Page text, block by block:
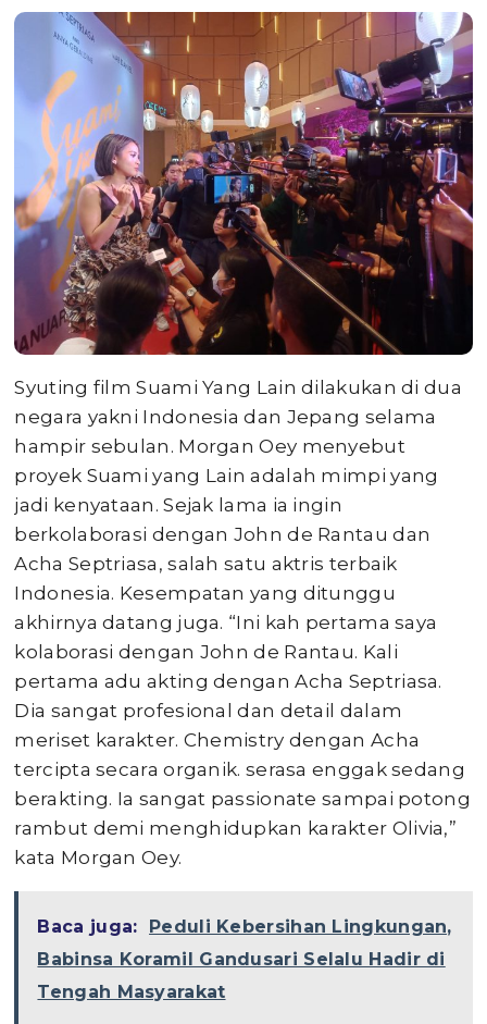
Syuting film Suami Yang Lain dilakukan di dua
negara yakni Indonesia dan Jepang selama
hampir sebulan. Morgan Oey menyebut
proyek Suami yang Lain adalah mimpi yang
jadi kenyataan. Sejak lama ia ingin
berkolaborasi dengan John de Rantau dan
Acha Septriasa, salah satu aktris terbaik
Indonesia. Kesempatan yang ditunggu
akhirnya datang juga. “Ini kah pertama saya
kolaborasi dengan John de Rantau. Kali
pertama adu akting dengan Acha Septriasa.
Dia sangat profesional dan detail dalam
meriset karakter. Chemistry dengan Acha
tercipta secara organik. serasa enggak sedang
berakting. Ia sangat passionate sampai potong
rambut demi menghidupkan karakter Olivia,”
kata Morgan Oey.
Baca juga:
Peduli Kebersihan Lingkungan,
Babinsa Koramil Gandusari Selalu Hadir di
Tengah Masyarakat